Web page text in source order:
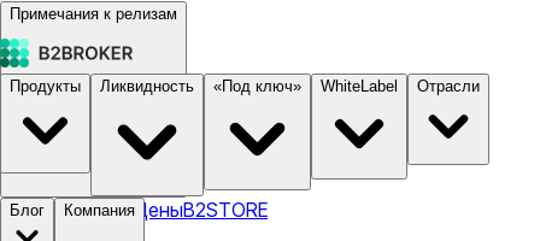
Примечания к релизам
Документация ЦеныB2STORE
Продукты Ликвидность «Под ключ» WhiteLabel Отрасли
Блог Компания